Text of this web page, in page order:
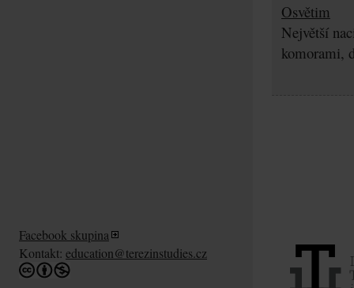
Osvětim
Největší
komorami,
Facebook skupina
Kontakt: education@terezinstudies.cz